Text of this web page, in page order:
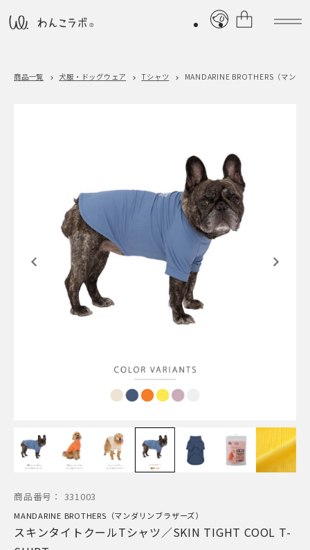
商品一覧 犬服・ドッグウェア Tシャツ MANDARINE BROTHERS（マンダ
商品番号： 331003
MANDARINE BROTHERS（マンダリンブラザーズ）
スキンタイトクールTシャツ／SKIN TIGHT COOL T-